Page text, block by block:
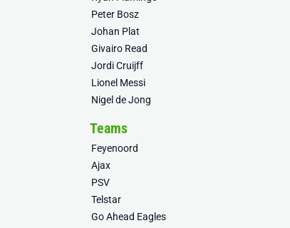
Peter Bosz
Johan Plat
Givairo Read
Jordi Cruijff
Lionel Messi
Nigel de Jong
Teams
Feyenoord
Ajax
PSV
Telstar
Go Ahead Eagles